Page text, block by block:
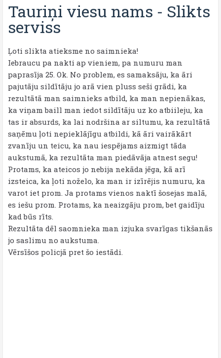
Tauriņi viesu nams - Slikts
serviss
Ļoti slikta atieksme no saimnieka!
Iebraucu pa nakti ap vieniem, pa numuru man
paprasīja 25. Ok. No problem, es samaksāju, ka āri
pajutāju sildītāju jo arā vien pluss seši grādi, ka
rezultātā man saimnieks atbild, ka man nepienākas,
ka viņam baill man iedot sildītāju uz ko atbiileju, ka
tas ir absurds, ka lai nodršina ar siltumu, ka rezultātā
saņēmu ļoti nepieklājīgu atbildi, kā āri vairākārt
zvanīju un teicu, ka nau iespējams aizmigt tāda
aukstumā, ka rezultāta man piedāvāja atnest segu!
Protams, ka ateicos jo nebija nekāda jēga, kā arī
izsteica, ka ļoti noželo, ka man ir izīrējis numuru, ka
varot iet prom. Ja protams vienos naktī šosejas malā,
es iešu prom. Protams, ka neaizgāju prom, bet gaidīju
kad būs rīts.
Rezultāta dēl saomnieka man izjuka svarīgas tikšanās
jo saslimu no aukstuma.
Vērsīšos policjā pret šo iestādi.